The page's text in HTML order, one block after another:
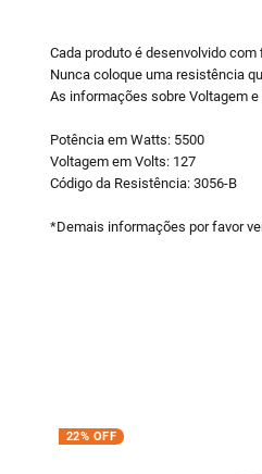
Cada produto é desenvolvido
Nunca coloque uma resistência
As informações sobre Voltagem
Potência em Watts: 5500
Voltagem em Volts: 127
Código da Resistência: 3056-B
*Demais informações por favor
22% OFF